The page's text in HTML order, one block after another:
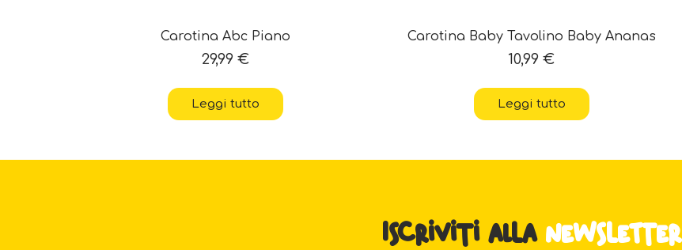
Carotina Abc Piano
29,99€
Leggi tutto
Carotina Baby Tavolino Baby Ananas
10,99€
Leggi tutto
Iscriviti alla newsletter